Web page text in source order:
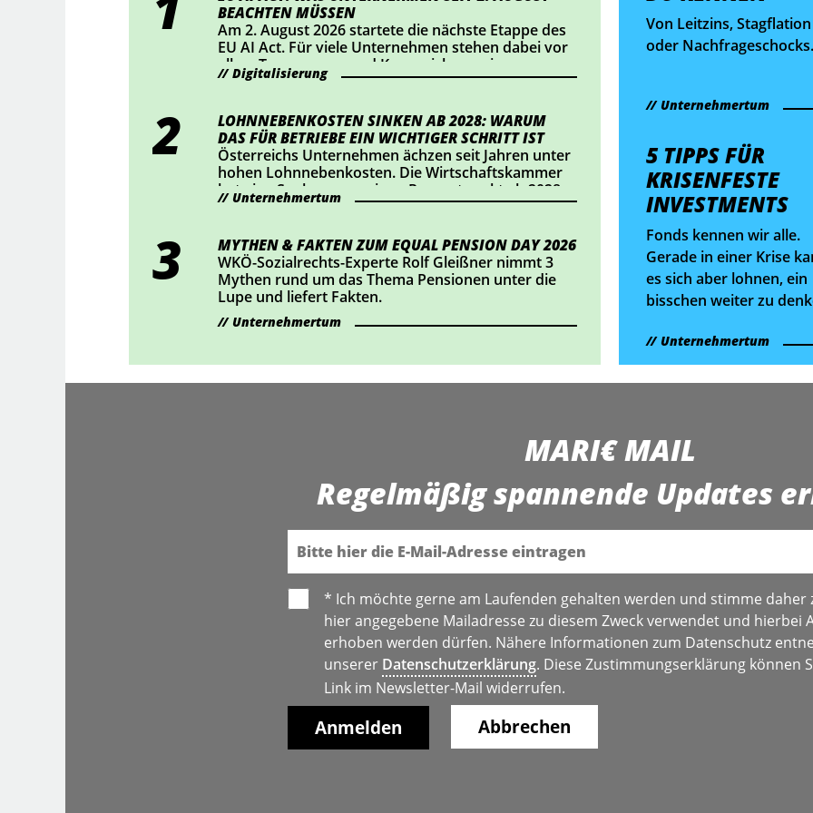
BEACHTEN MÜSSEN
Am 2. August 2026 startete die nächste Etappe des
EU AI Act. Für viele Unternehmen stehen dabei vor
allem Transparenz und Kennzeichnung im
Mittelpunkt. Wer KI-Chatbots einsetzt oder
sollte jetzt prüfen, ob Handlungsbedarf besteht.
Digitalisierung
LOHNNEBENKOSTEN SINKEN AB 2028: WARUM
DAS FÜR BETRIEBE EIN WICHTIGER SCHRITT IST
Österreichs Unternehmen ächzen seit Jahren unter
hohen Lohnnebenkosten. Die Wirtschaftskammer
hat eine Senkung um einen Prozentpunkt ab 2028
durchgesetzt – das bedeutet eine Entlastung von
haben nachgerechnet, wie sich das konkret
auswirkt.
Unternehmertum
MYTHEN & FAKTEN ZUM EQUAL PENSION DAY 2026
WKÖ-Sozialrechts-Experte Rolf Gleißner nimmt 3
Mythen rund um das Thema Pensionen unter die
Lupe und liefert Fakten.
Unternehmertum
Von Leitzins, Stagflation
oder Nachfrageschocks
eigentlich, was ist ein
wann muss Geldpolitik
mal ultralocker werden?
Antworten auf diese 6
Unternehmertum
5 TIPPS FÜR
KRISENFESTE
INVESTMENTS
Fonds kennen wir alle.
Gerade in einer Krise
es sich aber lohnen, ein
bisschen weiter zu
Unternehmertum
MARI€ MAIL
Regelmäßig spannende Updates
E-Mail
* Ich möchte gerne am Laufenden gehalten werden und stimme daher
hier angegebene Mailadresse zu diesem Zweck verwendet und hierbei
erhoben werden dürfen. Nähere Informationen zum Datenschutz
unserer Datenschutzerklärung. Diese Zustimmungserklärung können
Link im Newsletter-Mail widerrufen.
Abbrechen